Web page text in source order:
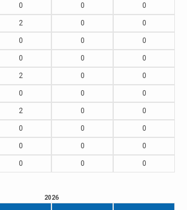
0 0 0
2 0 0
0 0 0
0 0 0
2 0 0
0 0 0
2 0 0
0 0 0
0 0 0
0 0 0
2026